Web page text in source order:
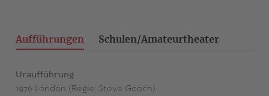
Aufführungen Schulen/Amateurtheater
Uraufführung
1976 London (Regie: Steve Gooch)